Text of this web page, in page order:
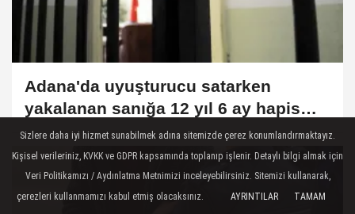
Adana'da uyuşturucu satarken
yakalanan sanığa 12 yıl 6 ay hapis
cezası verildi
Sizlere daha iyi hizmet sunabilmek adına sitemizde çerez konumlandırmaktayız.
Kişisel verileriniz, KVKK ve GDPR kapsamında toplanıp işlenir. Detaylı bilgi almak için
Veri Politikamızı / Aydınlatma Metnimizi inceleyebilirsiniz. Sitemizi kullanarak,
çerezleri kullanmamızı kabul etmiş olacaksınız.
AYRINTILAR TAMAM